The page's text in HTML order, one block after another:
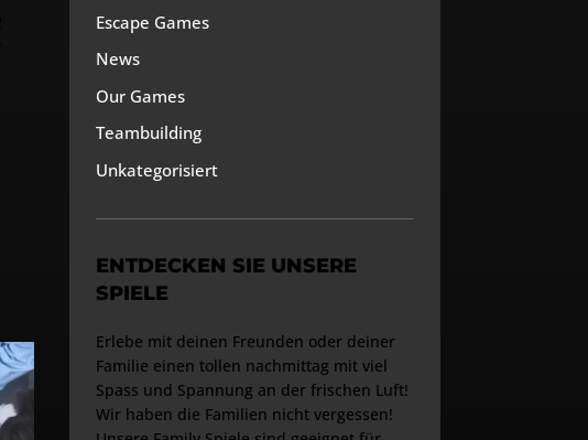
Escape Games
News
Our Games
Teambuilding
Unkategorisiert
ENTDECKEN SIE UNSERE
SPIELE
Erlebe mit deinen Freunden oder deiner
Familie einen tollen nachmittag mit viel
Spass und Spannung an der frischen Luft!
Wir haben die Familien nicht vergessen!